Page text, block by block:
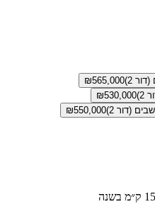
₪565,000
₪530,000
₪550,000